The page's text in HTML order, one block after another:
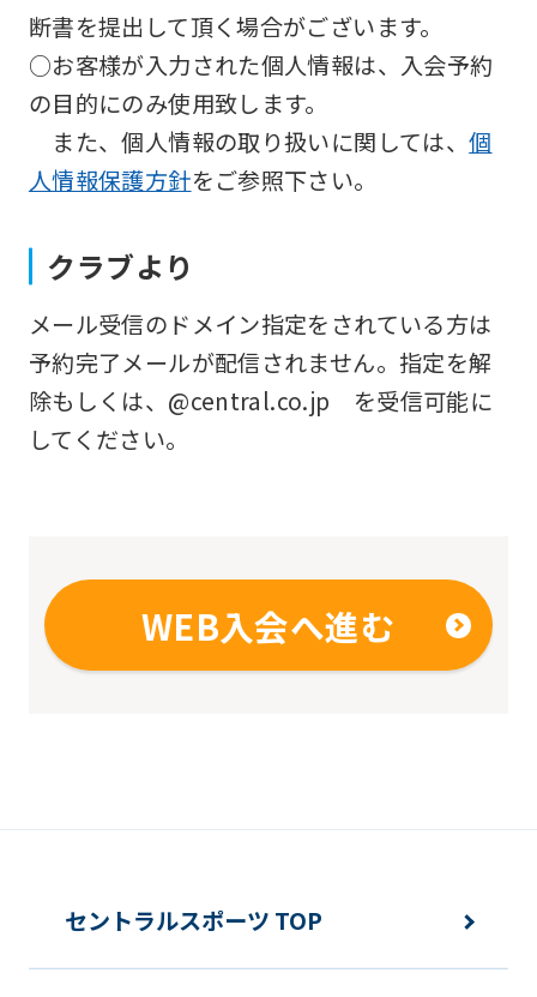
断書を提出して頂く場合がございます。
○お客様が入力された個人情報は、入会予約
の目的にのみ使用致します。
また、個人情報の取り扱いに関しては、個
人情報保護方針をご参照下さい。
クラブより
メール受信のドメイン指定をされている方は
予約完了メールが配信されません。指定を解
除もしくは、@central.co.jp を受信可能に
してください。
WEB入会へ進む
be
an
accurate
translation.
The
differ
from
the
original
that
you
fully
Automatic
セントラルスポーツ TOP